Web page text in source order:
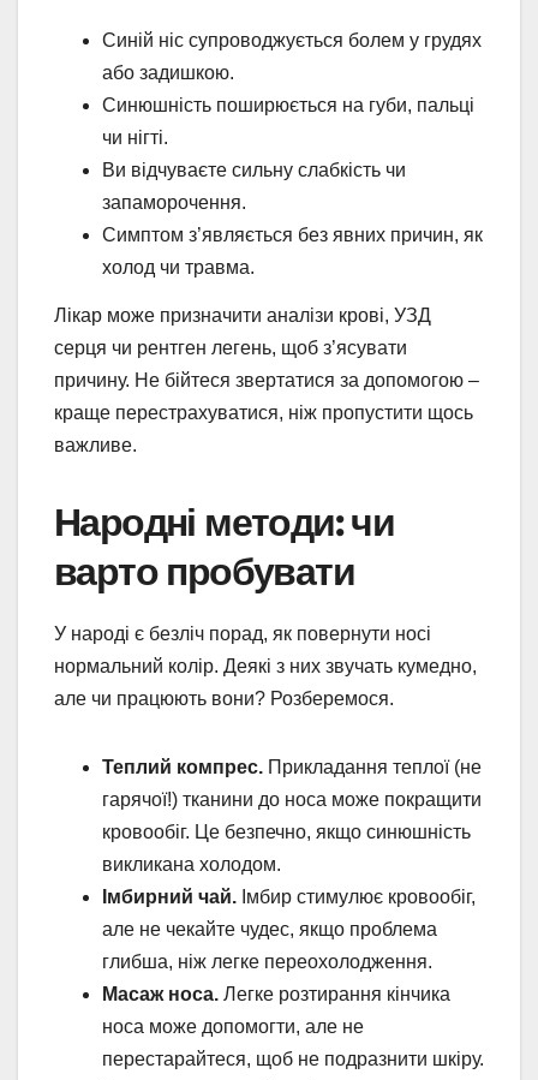
Синій ніс супроводжується болем у грудях
або задишкою.
Синюшність поширюється на губи, пальці
чи нігті.
Ви відчуваєте сильну слабкість чи
запаморочення.
Симптом з’являється без явних причин, як
холод чи травма.
Лікар може призначити аналізи крові, УЗД
серця чи рентген легень, щоб з’ясувати
причину. Не бійтеся звертатися за допомогою –
краще перестрахуватися, ніж пропустити щось
важливе.
Народні методи: чи
варто пробувати
У народі є безліч порад, як повернути носі
нормальний колір. Деякі з них звучать кумедно,
але чи працюють вони? Розберемося.
Теплий компрес. Прикладання теплої (не
гарячої!) тканини до носа може покращити
кровообіг. Це безпечно, якщо синюшність
викликана холодом.
Імбирний чай. Імбир стимулює кровообіг,
але не чекайте чудес, якщо проблема
глибша, ніж легке переохолодження.
Масаж носа. Легке розтирання кінчика
носа може допомогти, але не
перестарайтеся, щоб не подразнити шкіру.